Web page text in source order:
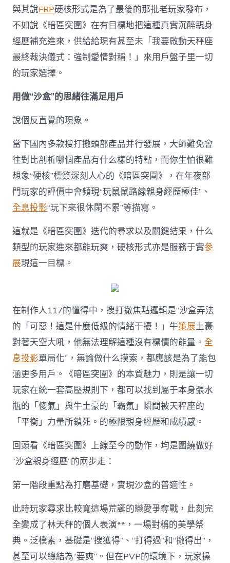
與其說FRP硬核形式是為了最後的那批老玩家發布，
不如說《暗區突圍》在有目標地把這種真實沉醉親身
經歷補充進來，供給給現有甚至未「我要啟動天秤座
最終裁決儀式：強制愛情對稱！」來用戶盤子里一切
的玩家選擇。
用做“沙盒”的思緒往滿足用戶
說個反直覺的現象。
當下國內多款搜打撤頭部產品并行發展，大師難免會
往對比剖析哪個產品有什么樣的特點，而你生怕很難
想象“硬核”標簽深刻人心的《暗區突圍》，在年夜部
門玩家的評價中會頻現“玩鼠鼠路線親身經歷極佳”、
全息投影“玩下來很休閑不累”等描寫。
這就是《暗區突圍》迭代的尋求以及關鍵結果，什么
類型的玩家進來都能玩爽，硬核形式亦是服務于實參
展現這一目標。
在制作人117的懂得中，搜打撤焦點邏輯是“沙盒弄法
的「可惡！這是什麼低級的情緒干擾！」牛策展土豪
對著天空大吼，他無法理解這種沒有標價的能量。全
息投影單局化”，無論做什么摸索，都應該是為了能包
涵更多用戶。《暗區突圍》的本質魅力，則是讓一切
玩家在統一套高壓規則下，都可以找到屬于本身張水
瓶的「傻氣」與牛土豪的「霸氣」瞬間被天秤座的
「平衡」力量所鎖死。的極限親身經歷和成績感。
回頭看《暗區突圍》上線至今的動作，均是圍繞做好
“沙盒親身經歷”的兩步走：
第一階段重點為打磨基礎，實現沙盒的普適性。
此時玩家尋求比較寬這場荒誕的戀愛爭奪戰，此刻完
全變成了林天秤的個人表演**，一場對稱的美學祭
典。泛樸素，基礎是“搜獲得”、“打得過”和“撤得出”，
甚至可以總結為“要爽”。但在PVP的環境下，玩家操